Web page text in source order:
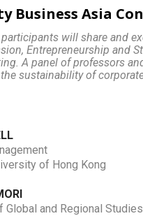
Business Asia
will share and
Entrepreneurship and
A panel of professors
sustainability of
of Hong Kong
Global and Regional Studies